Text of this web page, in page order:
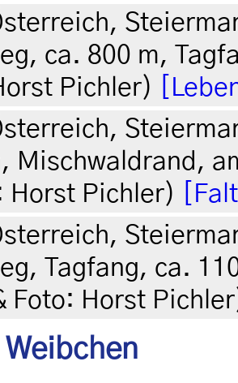
ca. 800 m,
Pichler)
Mischwaldrand,
Horst Pichler)
Tagfang, ca.
Foto: Horst